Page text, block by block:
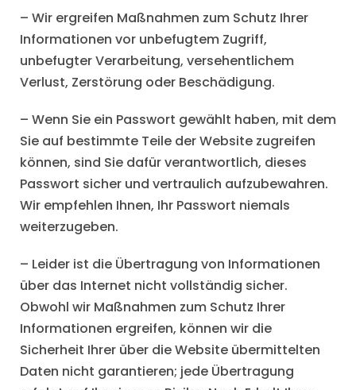
– Wir ergreifen Maßnahmen zum Schutz Ihrer
Informationen vor unbefugtem Zugriff,
unbefugter Verarbeitung, versehentlichem
Verlust, Zerstörung oder Beschädigung.
– Wenn Sie ein Passwort gewählt haben, mit dem
Sie auf bestimmte Teile der Website zugreifen
können, sind Sie dafür verantwortlich, dieses
Passwort sicher und vertraulich aufzubewahren.
Wir empfehlen Ihnen, Ihr Passwort niemals
weiterzugeben.
– Leider ist die Übertragung von Informationen
über das Internet nicht vollständig sicher.
Obwohl wir Maßnahmen zum Schutz Ihrer
Informationen ergreifen, können wir die
Sicherheit Ihrer über die Website übermittelten
Daten nicht garantieren; jede Übertragung